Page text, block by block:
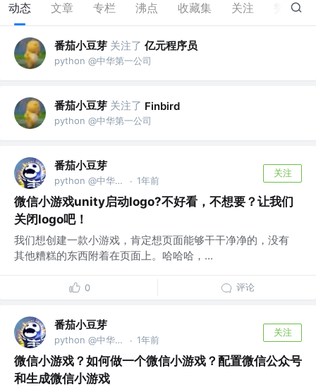
动态 文章 专栏 沸点 收藏集 关注 18
番茄小豆芽 关注了 亿元程序员
python @中华第一公司
番茄小豆芽 关注了 Finbird
python @中华第一公司
番茄小豆芽
python @中华第一公司 · 1年前
关注
微信小游戏unity启动logo?不好看，不想要？让我们
关闭logo吧！
我们想创建一款小游戏，肯定想页面能够干干净净的，没有
其他糟糕的东西附着在页面上。哈哈哈，...
0 评论
番茄小豆芽
python @中华第一公司 · 1年前
关注
微信小游戏？如何做一个微信小游戏？配置微信公众号
和生成微信小游戏